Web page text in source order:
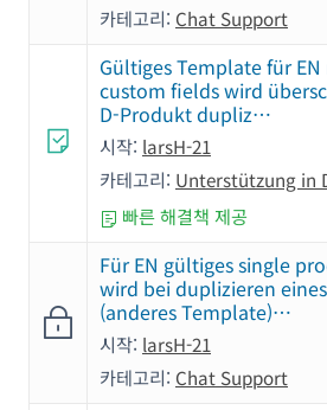
카테고리: Chat Support
Gültiges Template für
custom fields wird
D-Produkt dupliz…
시작: larsH-21
카테고리: Unterstützung in
빠른 해결책 제공
Für EN gültiges single
wird bei duplizieren
(anderes Template)…
시작: larsH-21
카테고리: Chat Support